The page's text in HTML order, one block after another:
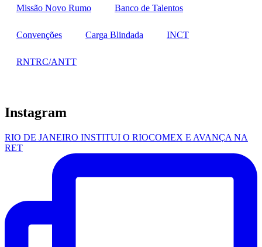
Missão Novo Rumo Banco de Talentos
Convenções Carga Blindada INCT
RNTRC/ANTT
Instagram
RIO DE JANEIRO INSTITUI O RIOCOMEX E AVANÇA NA
RET